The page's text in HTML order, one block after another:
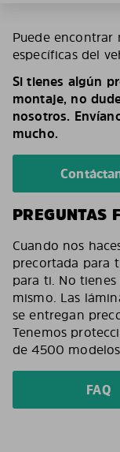
Puede encontrar
específicas del
Si tienes algún
montaje, no
nosotros.
mucho.
PREGUNTAS
Cuando nos
precortada para
para ti. No
mismo. Las
se entregan
Tenemos
de 4500
FAQ